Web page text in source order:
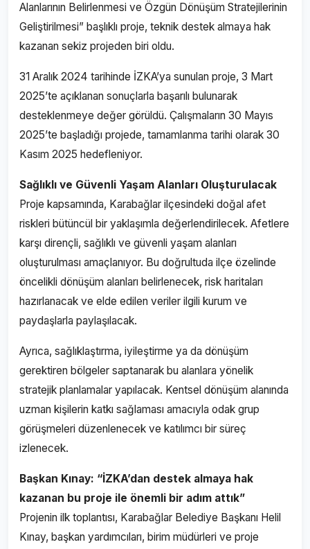
Alanlarının Belirlenmesi ve Özgün Dönüşüm Stratejilerinin
Geliştirilmesi” başlıklı proje, teknik destek almaya hak
kazanan sekiz projeden biri oldu.
31 Aralık 2024 tarihinde İZKA’ya sunulan proje, 3 Mart
2025’te açıklanan sonuçlarla başarılı bulunarak
desteklenmeye değer görüldü. Çalışmaların 30 Mayıs
2025’te başladığı projede, tamamlanma tarihi olarak 30
Kasım 2025 hedefleniyor.
Sağlıklı ve Güvenli Yaşam Alanları Oluşturulacak
Proje kapsamında, Karabağlar ilçesindeki doğal afet
riskleri bütüncül bir yaklaşımla değerlendirilecek. Afetlere
karşı dirençli, sağlıklı ve güvenli yaşam alanları
oluşturulması amaçlanıyor. Bu doğrultuda ilçe özelinde
öncelikli dönüşüm alanları belirlenecek, risk haritaları
hazırlanacak ve elde edilen veriler ilgili kurum ve
paydaşlarla paylaşılacak.
Ayrıca, sağlıklaştırma, iyileştirme ya da dönüşüm
gerektiren bölgeler saptanarak bu alanlara yönelik
stratejik planlamalar yapılacak. Kentsel dönüşüm alanında
uzman kişilerin katkı sağlaması amacıyla odak grup
görüşmeleri düzenlenecek ve katılımcı bir süreç
izlenecek.
Başkan Kınay: “İZKA’dan destek almaya hak
kazanan bu proje ile önemli bir adım attık”
Projenin ilk toplantısı, Karabağlar Belediye Başkanı Helil
Kınay, başkan yardımcıları, birim müdürleri ve proje